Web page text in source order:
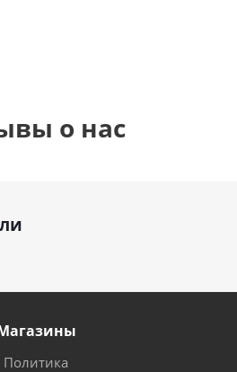
о нас
Политика